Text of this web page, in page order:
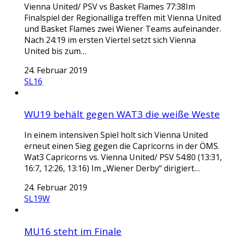
Vienna United/ PSV vs Basket Flames 77:38Im
Finalspiel der Regionalliga treffen mit Vienna United
und Basket Flames zwei Wiener Teams aufeinander.
Nach 24:19 im ersten Viertel setzt sich Vienna
United bis zum…
24. Februar 2019
SL16
WU19 behält gegen WAT3 die weiße Weste
In einem intensiven Spiel holt sich Vienna United
erneut einen Sieg gegen die Capricorns in der ÖMS.
Wat3 Capricorns vs. Vienna United/ PSV 54:80 (13:31,
16:7, 12:26, 13:16) Im „Wiener Derby“ dirigiert…
24. Februar 2019
SL19W
MU16 steht im Finale